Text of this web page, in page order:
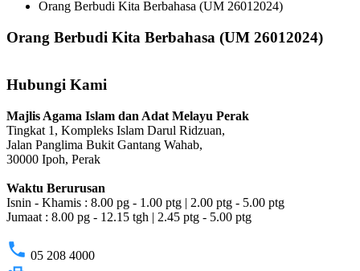
Orang Berbudi Kita Berbahasa (UM 26012024)
Orang Berbudi Kita Berbahasa (UM 26012024)
Hubungi Kami
Majlis Agama Islam dan Adat Melayu Perak
Tingkat 1, Kompleks Islam Darul Ridzuan,
Jalan Panglima Bukit Gantang Wahab,
30000 Ipoh, Perak
Waktu Berurusan
Isnin - Khamis : 8.00 pg - 1.00 ptg | 2.00 ptg - 5.00 ptg
Jumaat : 8.00 pg - 12.15 tgh | 2.45 ptg - 5.00 ptg
phone 05 208 4000